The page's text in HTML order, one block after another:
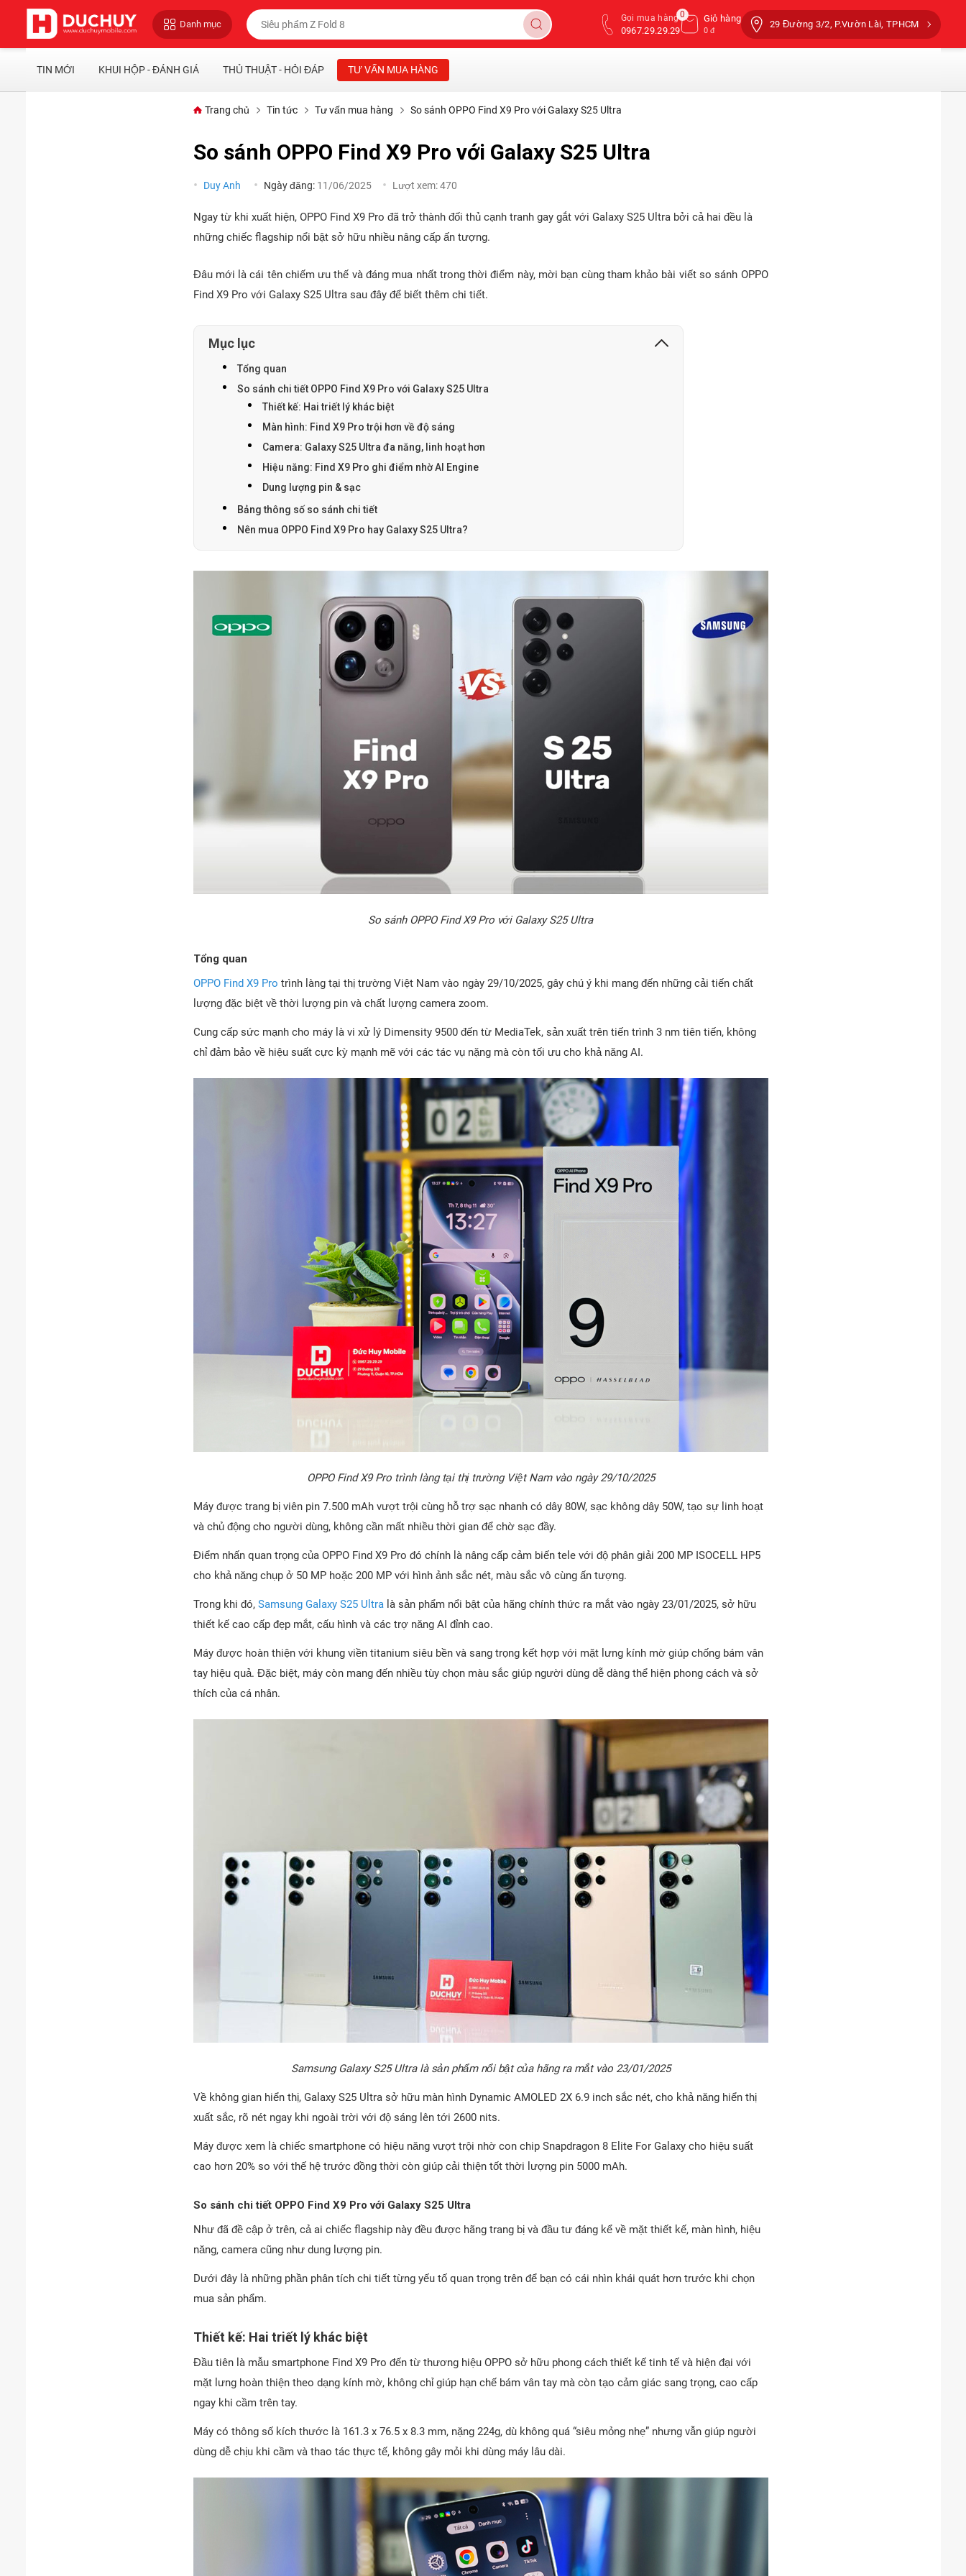
Danh mục
Gọi mua hàng
0967.29.29.29
Giỏ hàng
0 đ
0
29 Đường 3/2, P.Vườn Lài, TPHCM
TIN MỚI KHUI HỘP - ĐÁNH GIÁ THỦ THUẬT - HỎI ĐÁP TƯ VẤN MUA HÀNG
Trang chủ Tin tức Tư vấn mua hàng So sánh OPPO Find X9 Pro với Galaxy S25 Ultra
So sánh OPPO Find X9 Pro với Galaxy S25 Ultra
Duy Anh Ngày đăng: 11/06/2025 Lượt xem:470
Ngay từ khi xuất hiện, OPPO Find X9 Pro đã trở thành đối thủ cạnh tranh gay gắt với Galaxy S25 Ultra bởi cả hai đều là
những chiếc flagship nổi bật sở hữu nhiều nâng cấp ấn tượng.
Đâu mới là cái tên chiếm ưu thế và đáng mua nhất trong thời điểm này, mời bạn cùng tham khảo bài viết so sánh OPPO
Find X9 Pro với Galaxy S25 Ultra sau đây để biết thêm chi tiết.
Mục lục
Tổng quan
So sánh chi tiết OPPO Find X9 Pro với Galaxy S25 Ultra
Thiết kế: Hai triết lý khác biệt
Màn hình: Find X9 Pro trội hơn về độ sáng
Camera: Galaxy S25 Ultra đa năng, linh hoạt hơn
Hiệu năng: Find X9 Pro ghi điểm nhờ AI Engine
Dung lượng pin & sạc
Bảng thông số so sánh chi tiết
Nên mua OPPO Find X9 Pro hay Galaxy S25 Ultra?
So sánh OPPO Find X9 Pro với Galaxy S25 Ultra
Tổng quan
OPPO Find X9 Pro trình làng tại thị trường Việt Nam vào ngày 29/10/2025, gây chú ý khi mang đến những cải tiến chất
lượng đặc biệt về thời lượng pin và chất lượng camera zoom.
Cung cấp sức mạnh cho máy là vi xử lý Dimensity 9500 đến từ MediaTek, sản xuất trên tiến trình 3 nm tiên tiến, không
chỉ đảm bảo về hiệu suất cực kỳ mạnh mẽ với các tác vụ nặng mà còn tối ưu cho khả năng AI.
OPPO Find X9 Pro trình làng tại thị trường Việt Nam vào ngày 29/10/2025
Máy được trang bị viên pin 7.500 mAh vượt trội cùng hỗ trợ sạc nhanh có dây 80W, sạc không dây 50W, tạo sự linh hoạt
và chủ động cho người dùng, không cần mất nhiều thời gian để chờ sạc đầy.
Điểm nhấn quan trọng của OPPO Find X9 Pro đó chính là nâng cấp cảm biến tele với độ phân giải 200 MP ISOCELL HP5
cho khả năng chụp ở 50 MP hoặc 200 MP với hình ảnh sắc nét, màu sắc vô cùng ấn tượng.
Trong khi đó, Samsung Galaxy S25 Ultralà sản phẩm nổi bật của hãng chính thức ra mắt vào ngày 23/01/2025, sở hữu
thiết kế cao cấp đẹp mắt, cấu hình và các trợ năng AI đỉnh cao.
Máy được hoàn thiện với khung viền titanium siêu bền và sang trọng kết hợp với mặt lưng kính mờ giúp chống bám vân
tay hiệu quả. Đặc biệt, máy còn mang đến nhiều tùy chọn màu sắc giúp người dùng dễ dàng thể hiện phong cách và sở
thích của cá nhân.
Samsung Galaxy S25 Ultra là sản phẩm nổi bật của hãng ra mắt vào 23/01/2025
Về không gian hiển thị, Galaxy S25 Ultra sở hữu màn hình Dynamic AMOLED 2X 6.9 inch sắc nét, cho khả năng hiển thị
xuất sắc, rõ nét ngay khi ngoài trời với độ sáng lên tới 2600 nits.
Máy được xem là chiếc smartphone có hiệu năng vượt trội nhờ con chip Snapdragon 8 Elite For Galaxy cho hiệu suất
cao hơn 20% so với thế hệ trước đồng thời còn giúp cải thiện tốt thời lượng pin 5000 mAh.
So sánh chi tiết OPPO Find X9 Pro với Galaxy S25 Ultra
Như đã đề cập ở trên, cả ai chiếc flagship này đều được hãng trang bị và đầu tư đáng kể về mặt thiết kế, màn hình, hiệu
năng, camera cũng như dung lượng pin.
Dưới đây là những phần phân tích chi tiết từng yếu tố quan trọng trên để bạn có cái nhìn khái quát hơn trước khi chọn
mua sản phẩm.
Thiết kế: Hai triết lý khác biệt
Đầu tiên là mẫu smartphone Find X9 Pro đến từ thương hiệu OPPO sở hữu phong cách thiết kế tinh tế và hiện đại với
mặt lưng hoàn thiện theo dạng kính mờ, không chỉ giúp hạn chế bám vân tay mà còn tạo cảm giác sang trọng, cao cấp
ngay khi cầm trên tay.
Máy có thông số kích thước là 161.3 x 76.5 x 8.3 mm, nặng 224g, dù không quá “siêu mỏng nhẹ” nhưng vẫn giúp người
dùng dễ chịu khi cầm và thao tác thực tế, không gây mỏi khi dùng máy lâu dài.